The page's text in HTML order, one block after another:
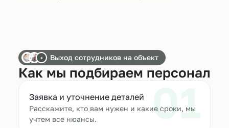
+ Выход сотрудников на объект
Как мы подбираем персонал
01
Заявка и уточнение деталей
Расскажите, кто вам нужен и какие сроки, мы
учтем все нюансы.